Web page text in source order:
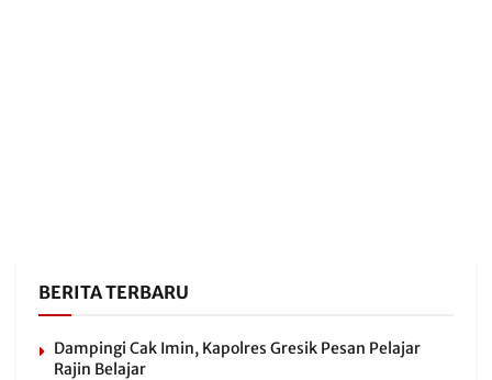
BERITA TERBARU
Dampingi Cak Imin, Kapolres Gresik Pesan Pelajar
Rajin Belajar